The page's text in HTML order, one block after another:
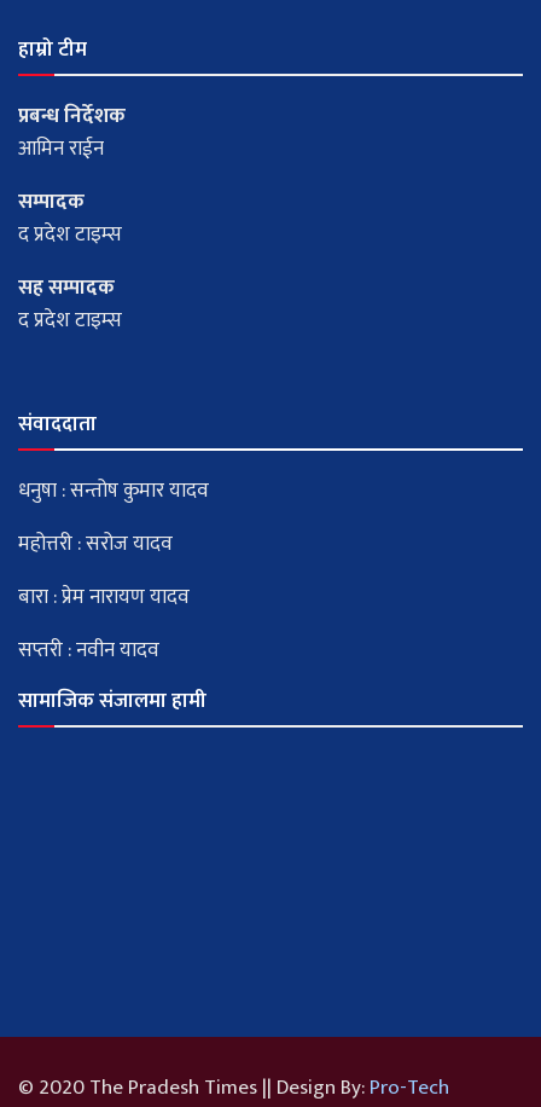
हाम्रो टीम
प्रबन्ध निर्देशक
आमिन राईन
सम्पादक
द प्रदेश टाइम्स
सह सम्पादक
द प्रदेश टाइम्स
संवाददाता
धनुषा : सन्तोष कुमार यादव
महोत्तरी : सरोज यादव
बारा : प्रेम नारायण यादव
सप्तरी : नवीन यादव
सामाजिक संजालमा हामी
© 2020 The Pradesh Times || Design By:Pro-Tech